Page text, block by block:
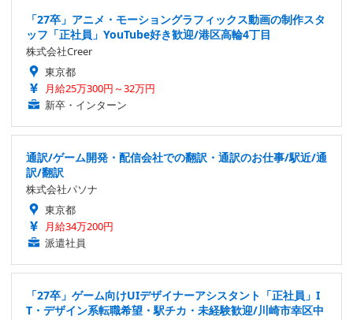
「27卒」アニメ・モーショングラフィックス動画の制作スタ
ッフ「正社員」YouTube好き歓迎/港区高輪4丁目
株式会社Creer
東京都
月給25万300円～32万円
新卒・インターン
通訳/ゲーム開発・配信会社での翻訳・通訳のお仕事/駅近/通
訳/翻訳
株式会社パソナ
東京都
月給34万200円
派遣社員
「27卒」ゲーム向けUIデザイナーアシスタント「正社員」I
T・デザイン系転職希望・駅チカ・未経験歓迎/川崎市幸区中